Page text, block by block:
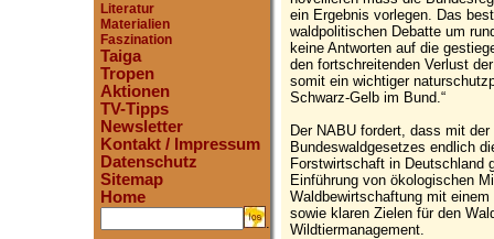
Literatur
Materialien
Faszination
Taiga
Tropen
Aktionen
TV-Tipps
Newsletter
Kontakt / Impressum
Datenschutz
Sitemap
Home
.
ein Ergebnis vorlegen. Das
waldpolitischen Debatte um
keine Antworten auf die
den fortschreitenden Verlust
somit ein wichtiger
Schwarz-Gelb im Bund.“
Der NABU fordert, dass mit
Bundeswaldgesetzes endlich
Forstwirtschaft in Deutschland
Einführung von ökologischen
Waldbewirtschaftung mit
sowie klaren Zielen für den
Wildtiermanagement.